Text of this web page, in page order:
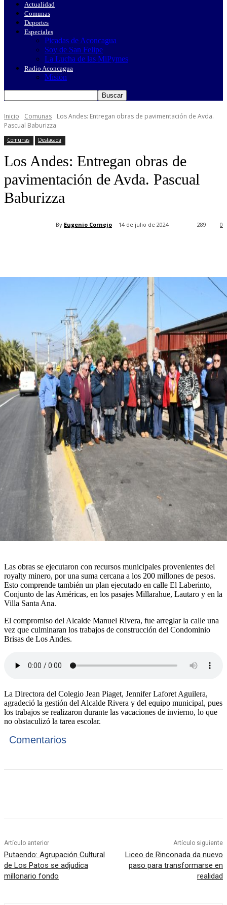
Actualidad
Comunas
Deportes
Especiales
Picadas de Aconcagua
Soy de San Felipe
La Lucha de las MiPymes
Radio Aconcagua
Misión
Inicio Comunas
Los Andes: Entregan obras de pavimentación de Avda.
Pascual Baburizza
Comunas Destacada
Los Andes: Entregan obras de
pavimentación de Avda. Pascual
Baburizza
By Eugenio Cornejo 14 de julio de 2024 0
289
Las obras se ejecutaron con recursos municipales provenientes del
royalty minero, por una suma cercana a los 200 millones de pesos.
Esto comprende también un plan ejecutado en calle El Laberinto,
Conjunto de las Américas, en los pasajes Millarahue, Lautaro y en la
Villa Santa Ana.
El compromiso del Alcalde Manuel Rivera, fue arreglar la calle una
vez que culminaran los trabajos de construcción del Condominio
Brisas de Los Andes.
La Directora del Colegio Jean Piaget, Jennifer Laforet Aguilera,
agradeció la gestión del Alcalde Rivera y del equipo municipal, pues
los trabajos se realizaron durante las vacaciones de invierno, lo que
no obstaculizó la tarea escolar.
Comentarios
Artículo anterior
Putaendo: Agrupación Cultural
de Los Patos se adjudica
millonario fondo
Artículo siguiente
Liceo de Rinconada da nuevo
paso para transformarse en
realidad